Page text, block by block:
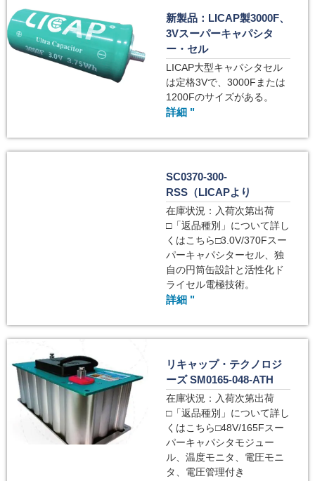
新製品：LICAP製3000F、
3Vスーパーキャパシタ
ー・セル
LICAP大型キャパシタセル
は定格3Vで、3000Fまたは
1200Fのサイズがある。
詳細 "
SC0370-300-
RSS（LICAPより
在庫状況：入荷次第出荷
□「返品種別」について詳し
くはこちら□3.0V/370Fスー
パーキャパシターセル、独
自の円筒缶設計と活性化ド
ライセル電極技術。
詳細 "
リキャップ・テクノロジ
ーズ SM0165-048-ATH
在庫状況：入荷次第出荷
□「返品種別」について詳し
くはこちら□48V/165Fスー
パーキャパシタモジュー
ル、温度モニタ、電圧モニ
タ、電圧管理付き